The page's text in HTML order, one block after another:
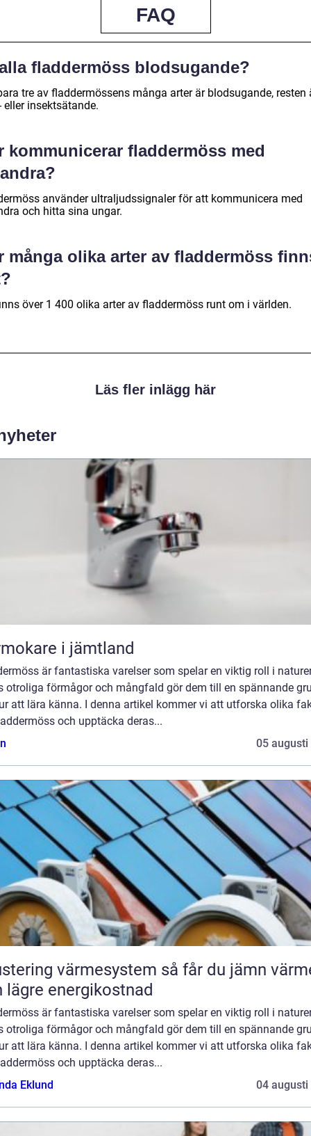
FAQ
fladdermöss blodsugande?
tre av fladdermössens många arter är blodsugande, resten
eller insektsätande.
kommunicerar fladdermöss med
använder ultraljudssignaler för att kommunicera med
och hitta sina ungar.
många olika arter av fladdermöss
över 1 400 olika arter av fladdermöss runt om i världen.
Läs fler inlägg här
i jämtland
är fantastiska varelser som spelar en viktig roll i
otroliga förmågor och mångfald gör dem till en spännande
att lära känna. I denna artikel kommer vi att utforska olika
och upptäcka deras...
05 augusti
värmesystem så får du jämn värme
lägre energikostnad
är fantastiska varelser som spelar en viktig roll i
otroliga förmågor och mångfald gör dem till en spännande
att lära känna. I denna artikel kommer vi att utforska olika
och upptäcka deras...
Eklund
04 augusti